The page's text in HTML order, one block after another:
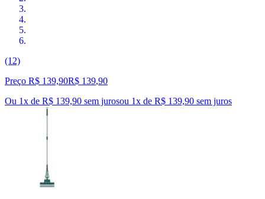
(12)
Preço R$ 139,90R$ 139,90
Ou 1x de R$ 139,90 sem jurosou 1x de R$ 139,90 sem juros